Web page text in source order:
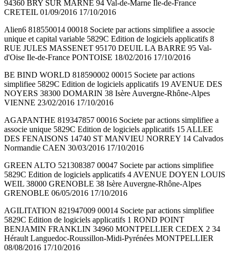
94360 BRY SUR MARNE 94 Val-de-Marne Ile-de-France
CRETEIL 01/09/2016 17/10/2016
Alien6 818550014 00018 Societe par actions simplifiee a associe
unique et capital variable 5829C Edition de logiciels applicatifs 8
RUE JULES MASSENET 95170 DEUIL LA BARRE 95 Val-
d'Oise Ile-de-France PONTOISE 18/02/2016 17/10/2016
BE BIND WORLD 818590002 00015 Societe par actions
simplifiee 5829C Edition de logiciels applicatifs 19 AVENUE DES
NOYERS 38300 DOMARIN 38 Isère Auvergne-Rhône-Alpes
VIENNE 23/02/2016 17/10/2016
AGAPANTHE 819347857 00016 Societe par actions simplifiee a
associe unique 5829C Edition de logiciels applicatifs 15 ALLEE
DES FENAISONS 14740 ST MANVIEU NORREY 14 Calvados
Normandie CAEN 30/03/2016 17/10/2016
GREEN ALTO 521308387 00047 Societe par actions simplifiee
5829C Edition de logiciels applicatifs 4 AVENUE DOYEN LOUIS
WEIL 38000 GRENOBLE 38 Isère Auvergne-Rhône-Alpes
GRENOBLE 06/05/2016 17/10/2016
AGILITATION 821947009 00014 Societe par actions simplifiee
5829C Edition de logiciels applicatifs 1 ROND POINT
BENJAMIN FRANKLIN 34960 MONTPELLIER CEDEX 2 34
Hérault Languedoc-Roussillon-Midi-Pyrénées MONTPELLIER
08/08/2016 17/10/2016